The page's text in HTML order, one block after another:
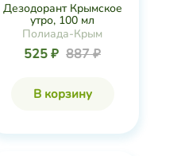
Дезодорант Крымское
утро, 100 мл
Полиада-Крым
525 ₽ 887 ₽
В корзину